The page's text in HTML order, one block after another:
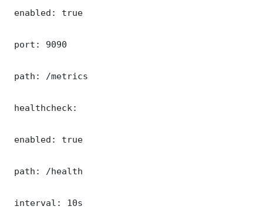
enabled: true
port: 9090
path: /metrics
healthcheck:
enabled: true
path: /health
interval: 10s